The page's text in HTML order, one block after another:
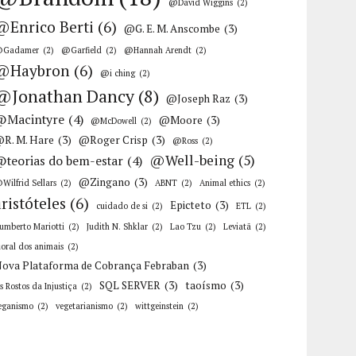
@David Wiggins (2)
Berti (6) @G. E. M. Anscombe (3)
(2) @Garfield (2) @Hannah Arendt (2)
(6) @i ching (2)
Dancy (8) @Joseph Raz (3)
(4) @McDowell (2) @Moore (3)
M. Hare (3) @Roger Crisp (3) @Ross (2)
do bem-estar (4) @Well-being (5)
Sellars (2) @Zingano (3) ABNT (2) Animal ethics (2)
(6) cuidado de si (2) Epicteto (3) ETL (2)
Mariotti (2) Judith N. Shklar (2) Lao Tzu (2) Leviatã (2)
dos animais (2)
Plataforma de Cobrança Febraban (3)
Rostos da Injustiça (2) SQL SERVER (3) taoísmo (3)
(2) vegetarianismo (2) wittgeinstein (2)